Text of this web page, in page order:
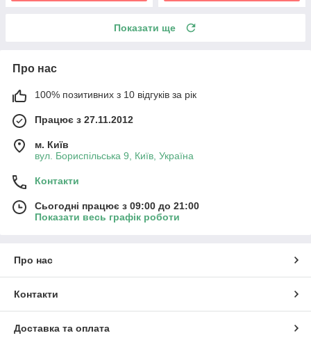
Показати ще
Про нас
100% позитивних з 10 відгуків за рік
Працює з 27.11.2012
м. Київ
вул. Бориспільська 9, Київ, Україна
Контакти
Сьогодні працює з 09:00 до 21:00
Показати весь графік роботи
Про нас
Контакти
Доставка та оплата